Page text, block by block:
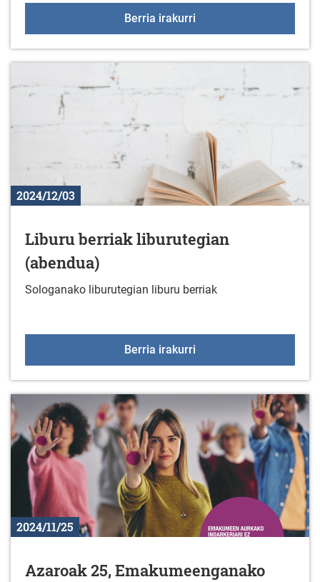
Berria irakurri
2024/12/03
Liburu berriak liburutegian
(abendua)
Sologanako liburutegian liburu berriak
Berria irakurri
2024/11/25
Azaroak 25, Emakumeenganako